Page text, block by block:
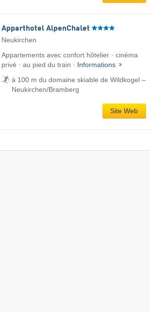
Apparthotel AlpenChalet
Neukirchen
Appartements avec confort hôtelier · cinéma
privé · au pied du train · Informations
à 100 m du domaine skiable de Wildkogel –
Neukirchen/​Bramberg
Site Web